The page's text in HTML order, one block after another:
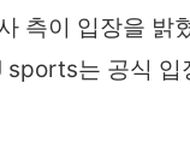
측이 입장을 밝
sports는 공식